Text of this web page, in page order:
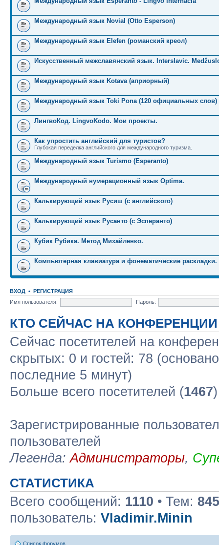
Международный язык Novial (Otto Esperson)
Международный язык Elefen (романский креол)
Искусственный межславянский язык. Interslavic.
Международный язык Kotava (априорный)
Международный язык Toki Pona (120 официальных слов)
ЛингвоКод. LingvoKodo. Мои проекты.
Как упростить английский для туристов?
Глубокая переделка английского для международного туризма.
Международный язык Turismo (Esperanto)
Международный нумерационный язык Optima.
Калькирующий язык Русиш (с английского)
Калькирующий язык Русанто (с Эсперанто)
Кубик Рубика. Метод Михайленко.
Компьютерная клавиатура и фонематические раскладки.
ВХОД • РЕГИСТРАЦИЯ
Имя пользователя:
Пароль:
КТО СЕЙЧАС НА КОНФЕРЕНЦИИ
Сейчас посетителей на
скрытых: 0 и гостей: 78
последние 5 минут)
Больше всего посетителей (1467
Зарегистрированные
пользователей
Легенда:Администраторы,
СТАТИСТИКА
Всего сообщений: 1110 • Тем: 845
пользователь: Vladimir.Minin
Список форумов